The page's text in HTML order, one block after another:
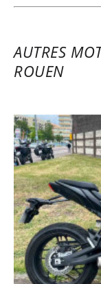
AUTRES
ROUEN